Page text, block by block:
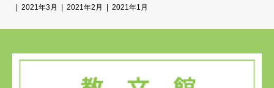
2021年3月
2021年2月 2021年1月